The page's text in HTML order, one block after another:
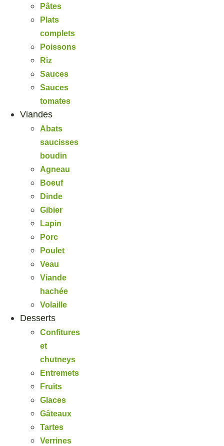
Pâtes
Plats
complets
Poissons
Riz
Sauces
Sauces
tomates
Viandes
Abats
saucisses
boudin
Agneau
Boeuf
Dinde
Gibier
Lapin
Porc
Poulet
Veau
Viande
hachée
Volaille
Desserts
Confitures
et
chutneys
Entremets
Fruits
Glaces
Gâteaux
Tartes
Verrines